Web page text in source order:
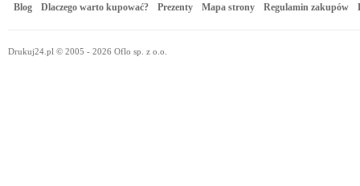
Blog Dlaczego warto kupować? Prezenty Mapa strony Regulamin zakupów
Drukuj24.pl © 2005 - 2026 Oflo sp. z o.o.